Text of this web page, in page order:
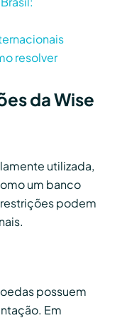
resolver
da Wise
utilizada,
um banco
podem
possuem
Em